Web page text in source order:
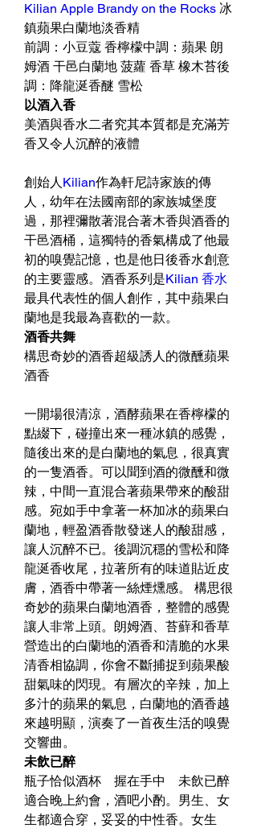
Kilian Apple Brandy on the Rocks 冰
鎮蘋果白蘭地淡香精
前調：小豆蔻 香檸檬中調：蘋果 朗
姆酒 干邑白蘭地 菠蘿 香草 橡木苔後
調：降龍涎香醚 雪松
以酒入香
美酒與香水二者究其本質都是充滿芳
香又令人沉醉的液體
創始人Kilian作為軒尼詩家族的傳
人，幼年在法國南部的家族城堡度
過，那裡彌散著混合著木香與酒香的
干邑酒桶，這獨特的香氣構成了他最
初的嗅覺記憶，也是他日後香水創意
的主要靈感。酒香系列是Kilian 香水
最具代表性的個人創作，其中蘋果白
蘭地是我最為喜歡的一款。
酒香共舞
構思奇妙的酒香超級誘人的微醺蘋果
酒香
一開場很清涼，酒酵蘋果在香檸檬的
點綴下，碰撞出來一種冰鎮的感覺，
隨後出來的是白蘭地的氣息，很真實
的一隻酒香。可以聞到酒的微醺和微
辣，中間一直混合著蘋果帶來的酸甜
感。宛如手中拿著一杯加冰的蘋果白
蘭地，輕盈酒香散發迷人的酸甜感，
讓人沉醉不已。後調沉穩的雪松和降
龍涎香收尾，拉著所有的味道貼近皮
膚，酒香中帶著一絲煙燻感。 構思很
奇妙的蘋果白蘭地酒香，整體的感覺
讓人非常上頭。朗姆酒、苔蘚和香草
營造出的白蘭地的酒香和清脆的水果
清香相協調，你會不斷捕捉到蘋果酸
甜氣味的閃現。有層次的辛辣，加上
多汁的蘋果的氣息，白蘭地的酒香越
來越明顯，演奏了一首夜生活的嗅覺
交響曲。
未飲已醉
瓶子恰似酒杯    握在手中    未飲已醉
適合晚上約會，酒吧小酌。男生、女
生都適合穿，妥妥的中性香。女生